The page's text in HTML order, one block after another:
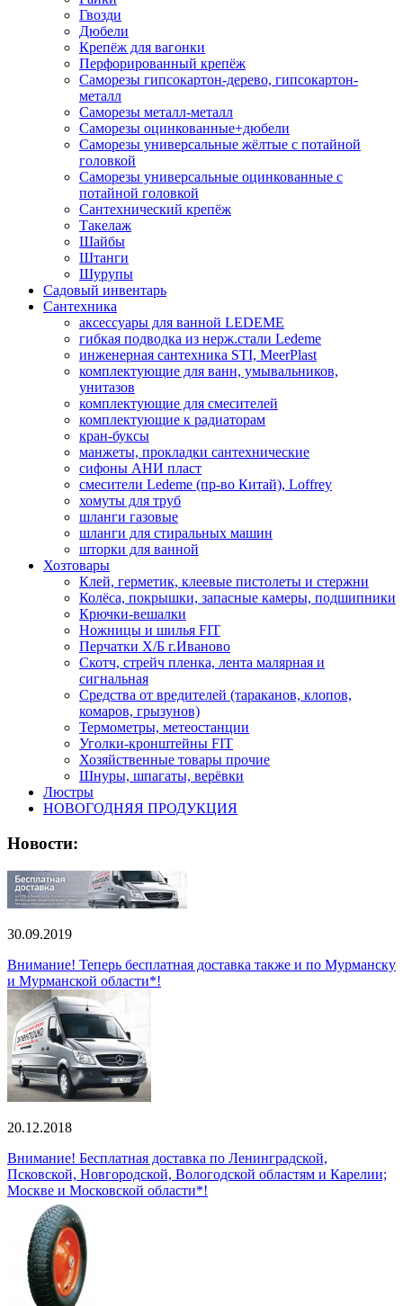
Гвозди
Дюбели
Крепёж для вагонки
Перфорированный крепёж
Саморезы гипсокартон-дерево, гипсокартон-
металл
Саморезы металл-металл
Саморезы оцинкованные+дюбели
Саморезы универсальные жёлтые с потайной
головкой
Саморезы универсальные оцинкованные с
потайной головкой
Сантехнический крепёж
Такелаж
Шайбы
Штанги
Шурупы
Садовый инвентарь
Сантехника
аксессуары для ванной LEDEME
гибкая подводка из нерж.стали Ledeme
инженерная сантехника STI, MeerPlast
комплектующие для ванн, умывальников,
унитазов
комплектующие для смесителей
комплектующие к радиаторам
кран-буксы
манжеты, прокладки сантехнические
сифоны АНИ пласт
смесители Ledeme (пр-во Китай), Loffrey
хомуты для труб
шланги газовые
шланги для стиральных машин
шторки для ванной
Хозтовары
Клей, герметик, клеевые пистолеты и стержни
Колёса, покрышки, запасные камеры, подшипники
Крючки-вешалки
Ножницы и шилья FIT
Перчатки Х/Б г.Иваново
Скотч, стрейч пленка, лента малярная и
сигнальная
Средства от вредителей (тараканов, клопов,
комаров, грызунов)
Термометры, метеостанции
Уголки-кронштейны FIT
Хозяйственные товары прочие
Шнуры, шпагаты, верёвки
Люстры
НОВОГОДНЯЯ ПРОДУКЦИЯ
Новости:
30.09.2019
Внимание! Теперь бесплатная доставка также и по Мурманску
и Мурманской области*!
20.12.2018
Внимание! Бесплатная доставка по Ленинградской,
Псковской, Новгородской, Вологодской областям и Карелии;
Москве и Московской области*!